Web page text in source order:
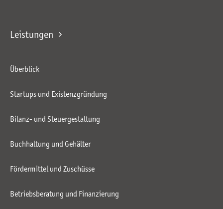
Leistungen
Überblick
Startups und Existenzgründung
Bilanz- und Steuergestaltung
Buchhaltung und Gehälter
Fördermittel und Zuschüsse
Betriebsberatung und Finanzierung